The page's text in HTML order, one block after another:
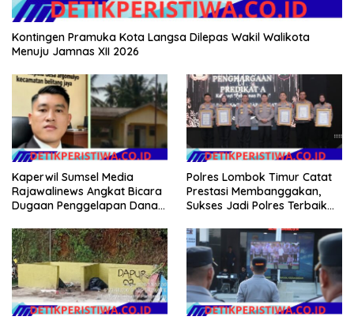
Kontingen Pramuka Kota Langsa Dilepas Wakil Walikota
Menuju Jamnas XII 2026
Kaperwil Sumsel Media
Rajawalinews Angkat Bicara
Dugaan Penggelapan Dana
Argomulyo Belitang Jaya
Hilang 3 Bulan Bawa
Anggaran Pembangunan
Polres Lombok Timur Catat
Prestasi Membanggakan,
Sukses Jadi Polres Terbaik
NTB